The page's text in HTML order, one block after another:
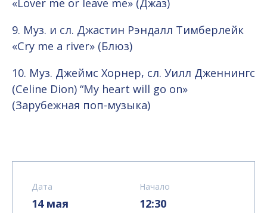
«Lover me or leave me» (Джаз)
9. Муз. и сл. Джастин Рэндалл Тимберлейк
«Cry me a river» (Блюз)
10. Муз. Джеймс Хорнер, сл. Уилл Дженнингс
(Celine Dion) “My heart will go on»
(Зарубежная поп-музыка)
Дата
14 мая
Начало
12:30